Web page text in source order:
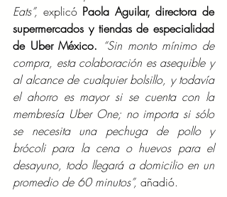
Eats”, explicó Paola Aguilar, directora de
supermercados y tiendas de especialidad
de Uber México. “Sin monto mínimo de
compra, esta colaboración es asequible y
al alcance de cualquier bolsillo, y todavía
el ahorro es mayor si se cuenta con la
membresía Uber One; no importa si sólo
se necesita una pechuga de pollo y
brócoli para la cena o huevos para el
desayuno, todo llegará a domicilio en un
promedio de 60 minutos”, añadió.